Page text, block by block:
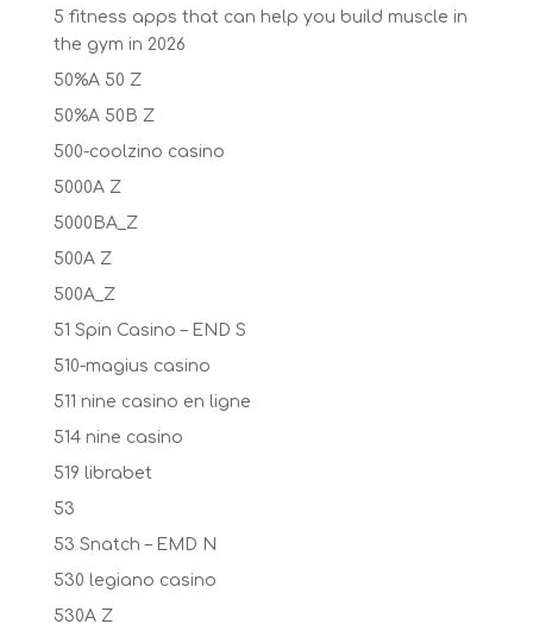
5 fitness apps that can help you build muscle in
the gym in 2026
50%A 50 Z
50%A 50B Z
500-coolzino casino
5000A Z
5000BA_Z
500A Z
500A_Z
51 Spin Casino – END S
510-magius casino
511 nine casino en ligne
514 nine casino
519 librabet
53
53 Snatch – EMD N
530 legiano casino
530A Z